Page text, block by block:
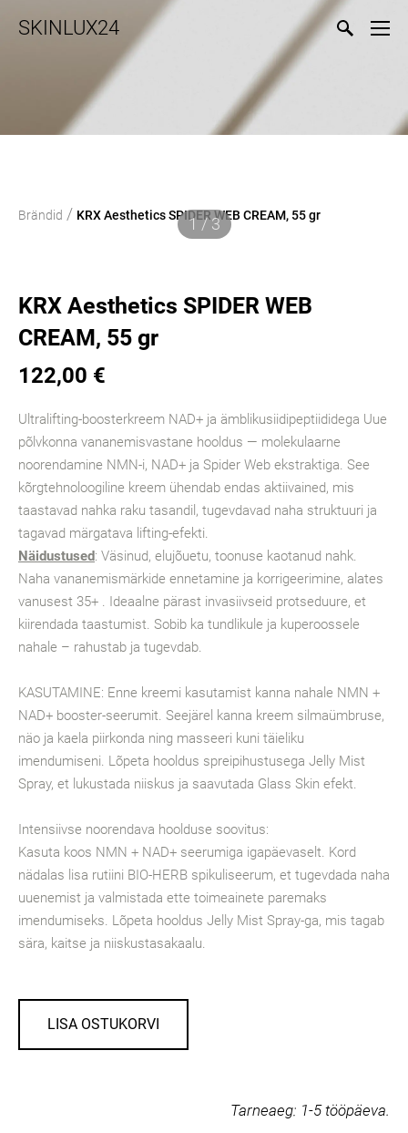
SKINLUX24
Brändid / KRX Aesthetics SPIDER WEB CREAM, 55 gr
1 / 3
KRX Aesthetics SPIDER WEB
CREAM, 55 gr
122,00 €
Ultralifting-boosterkreem NAD+ ja ämblikusiidipeptiididega Uue
põlvkonna vananemisvastane hooldus — molekulaarne
noorendamine NMN-i, NAD+ ja Spider Web ekstraktiga. See
kõrgtehnoloogiline kreem ühendab endas aktiivained, mis
taastavad nahka raku tasandil, tugevdavad naha struktuuri ja
tagavad märgatava lifting-efekti.
Näidustused: Väsinud, elujõuetu, toonuse kaotanud nahk.
Naha vananemismärkide ennetamine ja korrigeerimine, alates
vanusest 35+ . Ideaalne pärast invasiivseid protseduure, et
kiirendada taastumist. Sobib ka tundlikule ja kuperoossele
nahale – rahustab ja tugevdab.
KASUTAMINE: Enne kreemi kasutamist kanna nahale NMN +
NAD+ booster-seerumit. Seejärel kanna kreem silmaümbruse,
näo ja kaela piirkonda ning masseeri kuni täieliku
imendumiseni. Lõpeta hooldus spreipihustusega Jelly Mist
Spray, et lukustada niiskus ja saavutada Glass Skin efekt.
Intensiivse noorendava hoolduse soovitus:
Kasuta koos NMN + NAD+ seerumiga igapäevaselt. Kord
nädalas lisa rutiini BIO-HERB spikuliseerum, et tugevdada naha
uuenemist ja valmistada ette toimeainete paremaks
imendumiseks. Lõpeta hooldus Jelly Mist Spray-ga, mis tagab
sära, kaitse ja niiskustasakaalu.
LISA OSTUKORVI
Tarneaeg: 1-5 tööpäeva.